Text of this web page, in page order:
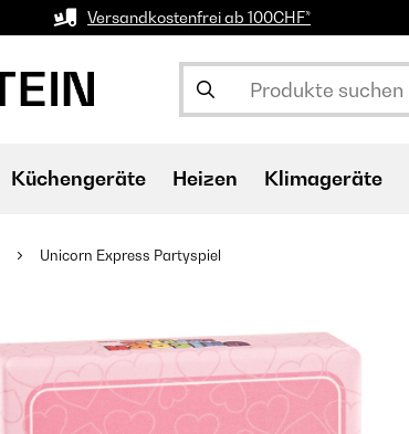
Versandkostenfrei ab 100CHF*
Küchengeräte Heizen Klimageräte
Unicorn Express Partyspiel